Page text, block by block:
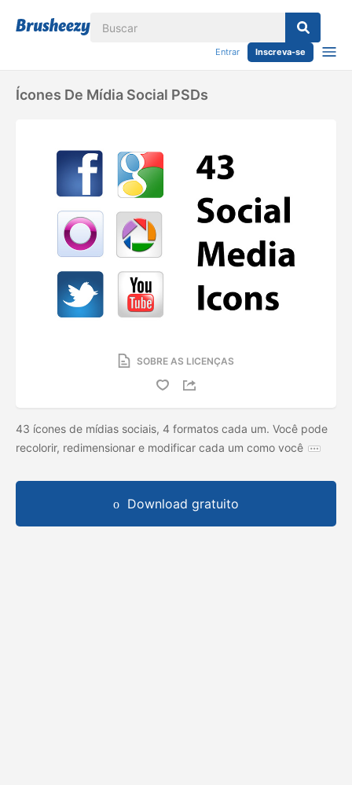
Entrar Inscreva-se
Ícones De Mídia Social PSDs
SOBRE AS LICENÇAS
43 ícones de mídias sociais, 4 formatos cada um. Você pode
recolorir, redimensionar e modificar cada um como você
Download gratuito